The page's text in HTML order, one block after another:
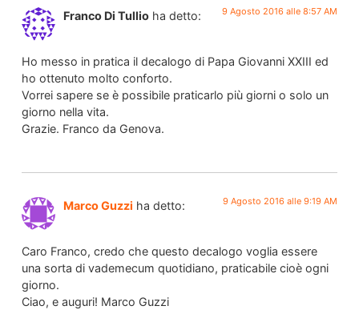
Franco Di Tullio ha detto: 9 Agosto 2016 alle 8:57 AM
Ho messo in pratica il decalogo di Papa Giovanni XXIII ed
ho ottenuto molto conforto.
Vorrei sapere se è possibile praticarlo più giorni o solo un
giorno nella vita.
Grazie. Franco da Genova.
Marco Guzzi ha detto: 9 Agosto 2016 alle 9:19 AM
Caro Franco, credo che questo decalogo voglia essere
una sorta di vademecum quotidiano, praticabile cioè ogni
giorno.
Ciao, e auguri! Marco Guzzi